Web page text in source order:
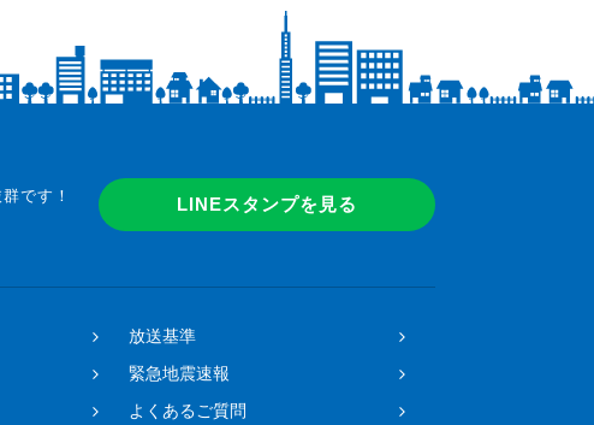
です！
LINEスタンプを見る
放送基準
緊急地震速報
よくあるご質問